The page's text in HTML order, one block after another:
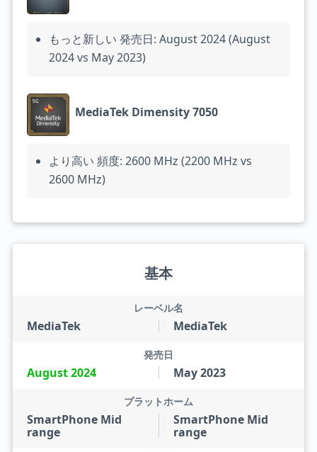
もっと新しい 発売日: August 2024 (August
2024 vs May 2023)
MediaTek Dimensity 7050
より高い 頻度: 2600 MHz (2200 MHz vs
2600 MHz)
基本
MediaTek
レーベル名
MediaTek
August 2024
発売日
May 2023
SmartPhone Mid
range
プラットホーム
SmartPhone Mid
range